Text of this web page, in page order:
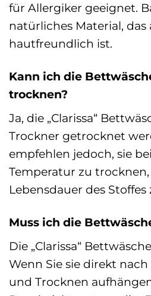
für Allergiker geeignet.
natürliches Material,
hautfreundlich ist.
Kann ich die
trocknen?
Ja, die „Clarissa“
Trockner getrocknet
empfehlen jedoch, sie
Temperatur zu
Lebensdauer des
Muss ich die
Die „Clarissa“
Wenn Sie sie direkt
und Trocknen